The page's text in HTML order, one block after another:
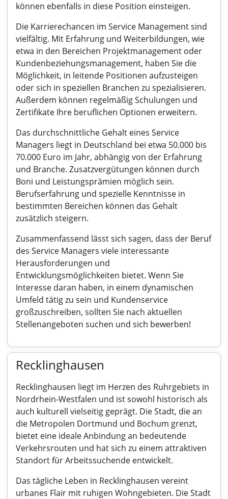
können ebenfalls in diese Position einsteigen.
Die Karrierechancen im Service Management sind
vielfältig. Mit Erfahrung und Weiterbildungen, wie
etwa in den Bereichen Projektmanagement oder
Kundenbeziehungsmanagement, haben Sie die
Möglichkeit, in leitende Positionen aufzusteigen
oder sich in speziellen Branchen zu spezialisieren.
Außerdem können regelmäßig Schulungen und
Zertifikate Ihre beruflichen Optionen erweitern.
Das durchschnittliche Gehalt eines Service
Managers liegt in Deutschland bei etwa 50.000 bis
70.000 Euro im Jahr, abhängig von der Erfahrung
und Branche. Zusatzvergütungen können durch
Boni und Leistungsprämien möglich sein.
Berufserfahrung und spezielle Kenntnisse in
bestimmten Bereichen können das Gehalt
zusätzlich steigern.
Zusammenfassend lässt sich sagen, dass der Beruf
des Service Managers viele interessante
Herausforderungen und
Entwicklungsmöglichkeiten bietet. Wenn Sie
Interesse daran haben, in einem dynamischen
Umfeld tätig zu sein und Kundenservice
großzuschreiben, sollten Sie nach aktuellen
Stellenangeboten suchen und sich bewerben!
Recklinghausen
Recklinghausen liegt im Herzen des Ruhrgebiets in
Nordrhein-Westfalen und ist sowohl historisch als
auch kulturell vielseitig geprägt. Die Stadt, die an
die Metropolen Dortmund und Bochum grenzt,
bietet eine ideale Anbindung an bedeutende
Verkehrsrouten und hat sich zu einem attraktiven
Standort für Arbeitssuchende entwickelt.
Das tägliche Leben in Recklinghausen vereint
urbanes Flair mit ruhigen Wohngebieten. Die Stadt